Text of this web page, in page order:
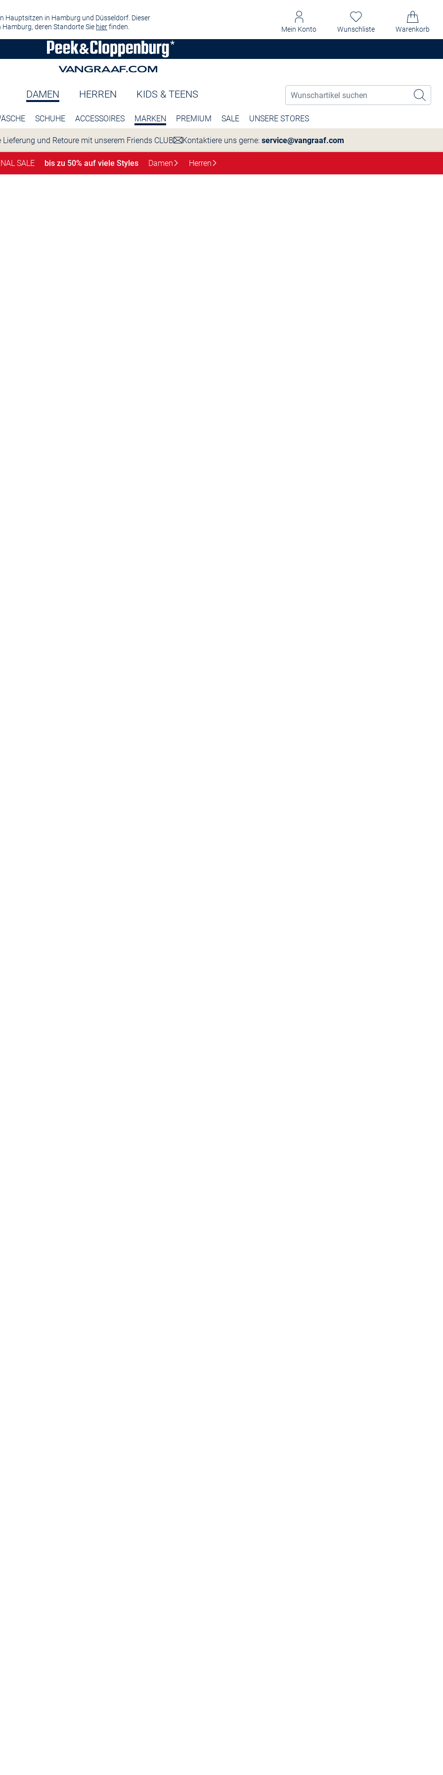
Hauptsitzen in Hamburg und Düsseldorf. Dieser
deren Standorte Sie hierfinden. Mein Konto Wunschliste Warenkorb
DAMEN HERREN KIDS & TEENS
SCHUHE ACCESSOIRES MARKEN PREMIUM SALE UNSERE STORES
und Retoure mit unserem Friends CLUB Kontaktiere uns gerne: service@vangraaf.com
SALE bis zu 50% auf viele Styles Damen Herren